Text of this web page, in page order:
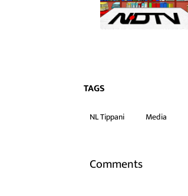
TAGS
NL Tippani Media
Comments